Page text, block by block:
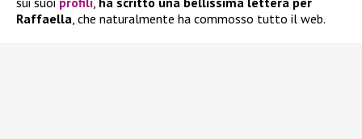
Raffaella, che naturalmente ha commosso tutto il web.